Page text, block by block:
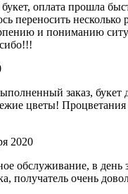
оплата прошла
переносить несколько
и пониманию
заказ, букет
цветы!
2020
обслуживание, в день
получатель очень